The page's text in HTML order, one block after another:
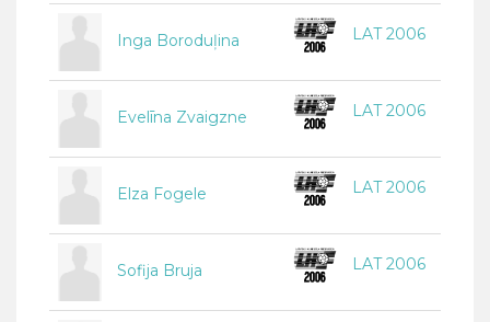
Inga Boroduļina LAT 2006
Evelīna Zvaigzne LAT 2006
Elza Fogele LAT 2006
Sofija Bruja LAT 2006